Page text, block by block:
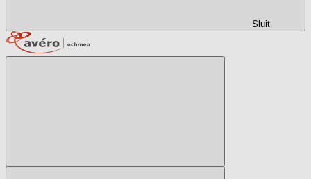
Sluit